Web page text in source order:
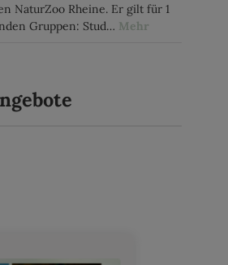
NaturZoo Rheine. Er gilt für 1
Gruppen: Stud… Mehr